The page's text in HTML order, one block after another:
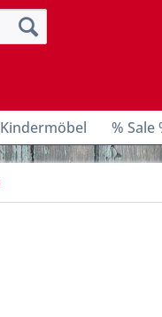
Kindermöbel % Sale